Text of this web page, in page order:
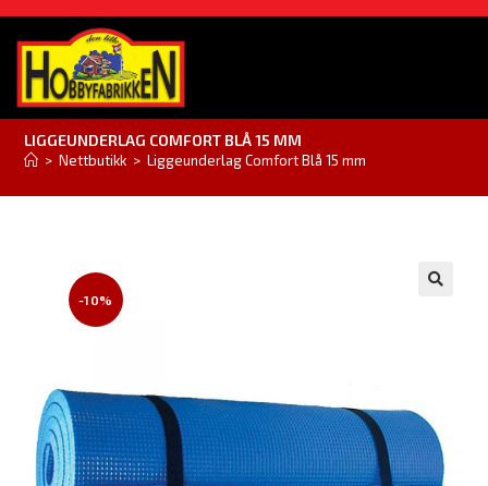
LIGGEUNDERLAG COMFORT BLÅ 15 MM
> Nettbutikk > Liggeunderlag Comfort Blå 15 mm
-10%